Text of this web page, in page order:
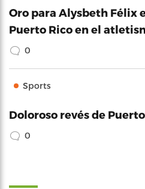
Oro para Alysbeth Félix
Puerto Rico en el
0
Sports
Doloroso revés de
0